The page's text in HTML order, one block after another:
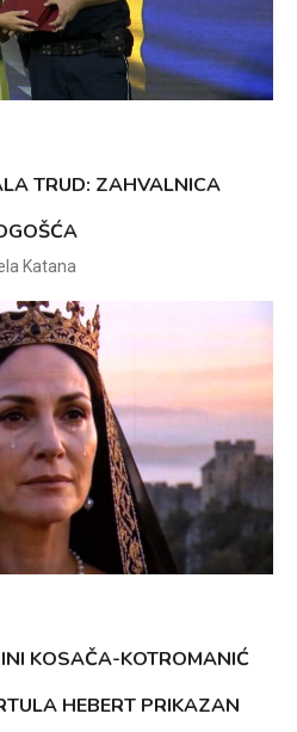
TRUD: ZAHVALNICA
Katana
KOSAČA-KOTROMANIĆ
HEBERT PRIKAZAN